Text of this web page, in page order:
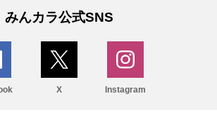
みんカラ公式SNS
X Instagram